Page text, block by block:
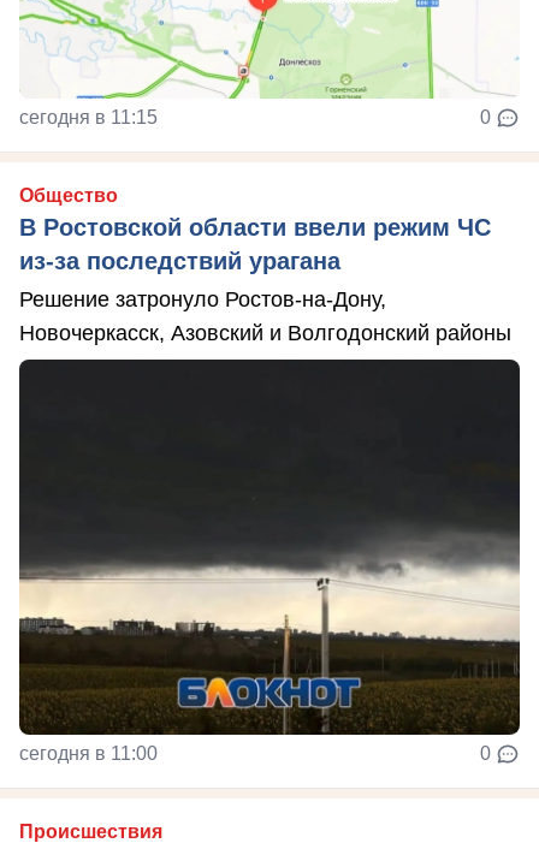
сегодня в 11:15 0
Общество
В Ростовской области ввели режим ЧС
из-за последствий урагана
Решение затронуло Ростов-на-Дону,
Новочеркасск, Азовский и Волгодонский районы
сегодня в 11:00 0
Происшествия